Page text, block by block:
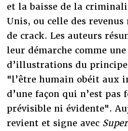
et la baisse de la
Unis, ou celle des revenus
de crack. Les auteurs
leur démarche comme
d’illustrations du
"l’être humain obéit aux
d’une façon qui n’est pas
prévisible ni évidente".
revient et signe avec